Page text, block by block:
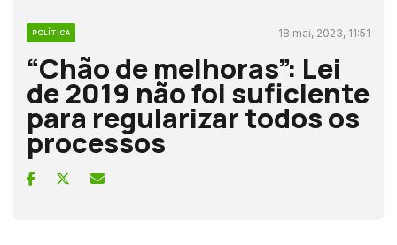
POLÍTICA 18 mai, 2023, 11:51
“Chão de melhoras”: Lei
de 2019 não foi suficiente
para regularizar todos os
processos